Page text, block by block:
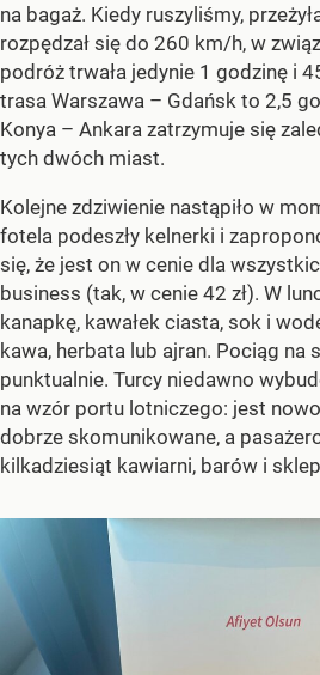
na bagaż. Kiedy ruszyliśmy,
rozpędzał się do 260 km/h, w
podróż trwała jedynie 1 godzinę i
trasa Warszawa – Gdańsk to 2,5
Konya – Ankara zatrzymuje się
tych dwóch miast.
Kolejne zdziwienie nastąpiło w
fotela podeszły kelnerki i
się, że jest on w cenie dla
business (tak, w cenie 42 zł). W
kanapkę, kawałek ciasta, sok i
kawa, herbata lub ajran. Pociąg na
punktualnie. Turcy niedawno
na wzór portu lotniczego: jest
dobrze skomunikowane, a
kilkadziesiąt kawiarni, barów i